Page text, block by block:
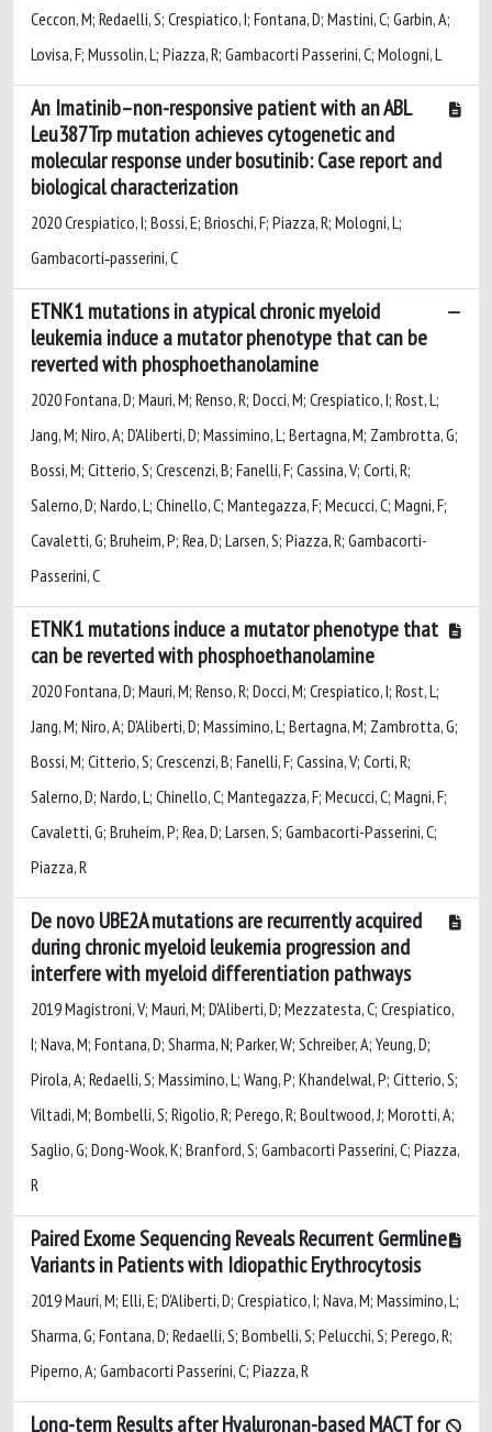
Ceccon, M; Redaelli, S; Crespiatico, I; Fontana, D; Mastini, C; Garbin, A;
Lovisa, F; Mussolin, L; Piazza, R; Gambacorti Passerini, C; Mologni, L
An Imatinib–non-responsive patient with an ABL
Leu387Trp mutation achieves cytogenetic and
molecular response under bosutinib: Case report and
biological characterization
2020 Crespiatico, I; Bossi, E; Brioschi, F; Piazza, R; Mologni, L;
Gambacorti‐passerini, C
ETNK1 mutations in atypical chronic myeloid
leukemia induce a mutator phenotype that can be
reverted with phosphoethanolamine
2020 Fontana, D; Mauri, M; Renso, R; Docci, M; Crespiatico, I; Rost, L;
Jang, M; Niro, A; D'Aliberti, D; Massimino, L; Bertagna, M; Zambrotta, G;
Bossi, M; Citterio, S; Crescenzi, B; Fanelli, F; Cassina, V; Corti, R;
Salerno, D; Nardo, L; Chinello, C; Mantegazza, F; Mecucci, C; Magni, F;
Cavaletti, G; Bruheim, P; Rea, D; Larsen, S; Piazza, R; Gambacorti-
Passerini, C
ETNK1 mutations induce a mutator phenotype that
can be reverted with phosphoethanolamine
2020 Fontana, D; Mauri, M; Renso, R; Docci, M; Crespiatico, I; Rost, L;
Jang, M; Niro, A; D'Aliberti, D; Massimino, L; Bertagna, M; Zambrotta, G;
Bossi, M; Citterio, S; Crescenzi, B; Fanelli, F; Cassina, V; Corti, R;
Salerno, D; Nardo, L; Chinello, C; Mantegazza, F; Mecucci, C; Magni, F;
Cavaletti, G; Bruheim, P; Rea, D; Larsen, S; Gambacorti-Passerini, C;
Piazza, R
De novo UBE2A mutations are recurrently acquired
during chronic myeloid leukemia progression and
interfere with myeloid differentiation pathways
2019 Magistroni, V; Mauri, M; D'Aliberti, D; Mezzatesta, C; Crespiatico,
I; Nava, M; Fontana, D; Sharma, N; Parker, W; Schreiber, A; Yeung, D;
Pirola, A; Redaelli, S; Massimino, L; Wang, P; Khandelwal, P; Citterio, S;
Viltadi, M; Bombelli, S; Rigolio, R; Perego, R; Boultwood, J; Morotti, A;
Saglio, G; Dong-Wook, K; Branford, S; Gambacorti Passerini, C; Piazza,
R
Paired Exome Sequencing Reveals Recurrent Germline
Variants in Patients with Idiopathic Erythrocytosis
2019 Mauri, M; Elli, E; D'Aliberti, D; Crespiatico, I; Nava, M; Massimino, L;
Sharma, G; Fontana, D; Redaelli, S; Bombelli, S; Pelucchi, S; Perego, R;
Piperno, A; Gambacorti Passerini, C; Piazza, R
Long-term Results after Hyaluronan-based MACT for